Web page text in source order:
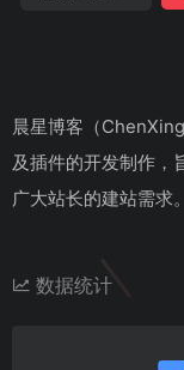
晨星博客（
及插件的开发制作，
广大站长的建站需求。
数据统计